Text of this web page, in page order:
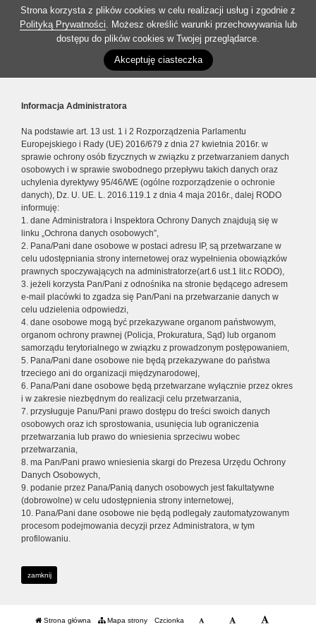
Strona korzysta z plików cookies w celu realizacji usług i zgodnie z
Polityką Prywatności. Możesz określić warunki przechowywania lub
dostępu do plików cookies w Twojej przeglądarce.
Akceptuję ciasteczka
Informacja Administratora
Na podstawie art. 13 ust. 1 i 2 Rozporządzenia Parlamentu
Europejskiego i Rady (UE) 2016/679 z dnia 27 kwietnia 2016r. w
sprawie ochrony osób fizycznych w związku z przetwarzaniem danych
osobowych i w sprawie swobodnego przepływu takich danych oraz
uchylenia dyrektywy 95/46/WE (ogólne rozporządzenie o ochronie
danych), Dz. U. UE. L. 2016.119.1 z dnia 4 maja 2016r., dalej RODO
informuję:
1. dane Administratora i Inspektora Ochrony Danych znajdują się w
linku „Ochrona danych osobowych”,
2. Pana/Pani dane osobowe w postaci adresu IP, są przetwarzane w
celu udostępniania strony internetowej oraz wypełnienia obowiązków
prawnych spoczywających na administratorze(art.6 ust.1 lit.c RODO),
3. jeżeli korzysta Pan/Pani z odnośnika na stronie będącego adresem
e-mail placówki to zgadza się Pan/Pani na przetwarzanie danych w
celu udzielenia odpowiedzi,
4. dane osobowe mogą być przekazywane organom państwowym,
organom ochrony prawnej (Policja, Prokuratura, Sąd) lub organom
samorządu terytorialnego w związku z prowadzonym postępowaniem,
5. Pana/Pani dane osobowe nie będą przekazywane do państwa
trzeciego ani do organizacji międzynarodowej,
6. Pana/Pani dane osobowe będą przetwarzane wyłącznie przez okres
i w zakresie niezbędnym do realizacji celu przetwarzania,
7. przysługuje Panu/Pani prawo dostępu do treści swoich danych
osobowych oraz ich sprostowania, usunięcia lub ograniczenia
przetwarzania lub prawo do wniesienia sprzeciwu wobec
przetwarzania,
8. ma Pan/Pani prawo wniesienia skargi do Prezesa Urzędu Ochrony
Danych Osobowych,
9. podanie przez Pana/Panią danych osobowych jest fakultatywne
(dobrowolne) w celu udostępnienia strony internetowej,
10. Pana/Pani dane osobowe nie będą podlegały zautomatyzowanym
procesom podejmowania decyzji przez Administratora, w tym
profilowaniu.
zamknij
Strona główna Mapa strony Czcionka